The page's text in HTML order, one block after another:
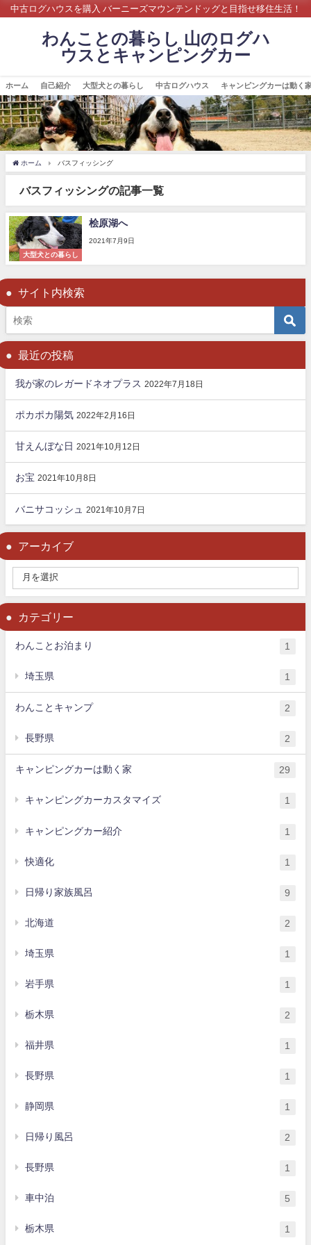
中古ログハウスを購入 バーニーズマウンテンドッグと目指せ移住生活！
わんことの暮らし 山のログハ
ウスとキャンピングカー
ホーム 自己紹介 大型犬との暮らし 中古ログハウス キャンピングカーは動く
ホーム バスフィッシング
バスフィッシングの記事一覧
大型犬との暮らし
桧原湖へ
2021年7月9日
サイト内検索
最近の投稿
我が家のレガードネオプラス 2022年7月18日
ポカポカ陽気 2022年2月16日
甘えんぼな日 2021年10月12日
お宝 2021年10月8日
バニサコッシュ 2021年10月7日
アーカイブ
カテゴリー
わんことお泊まり 1
埼玉県 1
わんことキャンプ 2
長野県 2
キャンピングカーは動く家 29
キャンピングカーカスタマイズ 1
キャンピングカー紹介 1
快適化 1
日帰り家族風呂 9
北海道 2
埼玉県 1
岩手県 1
栃木県 2
福井県 1
長野県 1
静岡県 1
日帰り風呂 2
長野県 1
車中泊 5
栃木県 1